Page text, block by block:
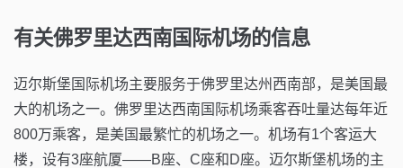
有关佛罗里达西南国际机场的信息
迈尔斯堡国际机场主要服务于佛罗里达州西南部，是美国最
大的机场之一。佛罗里达西南国际机场乘客吞吐量达每年近
800万乘客，是美国最繁忙的机场之一。机场有1个客运大
楼，设有3座航厦——B座、C座和D座。迈尔斯堡机场的主